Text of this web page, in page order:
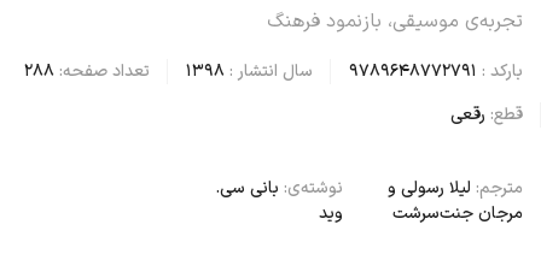
تجربه‌ی موسیقی، بازنمود فرهنگ
بارکد : 9789648772791 سال انتشار : 1398 تعداد صفحه: 288
قطع: رقعی
مترجم: لیلا رسولی و
مرجان جنت‌سرشت
نوشته‌ی: بانی سی.
وید